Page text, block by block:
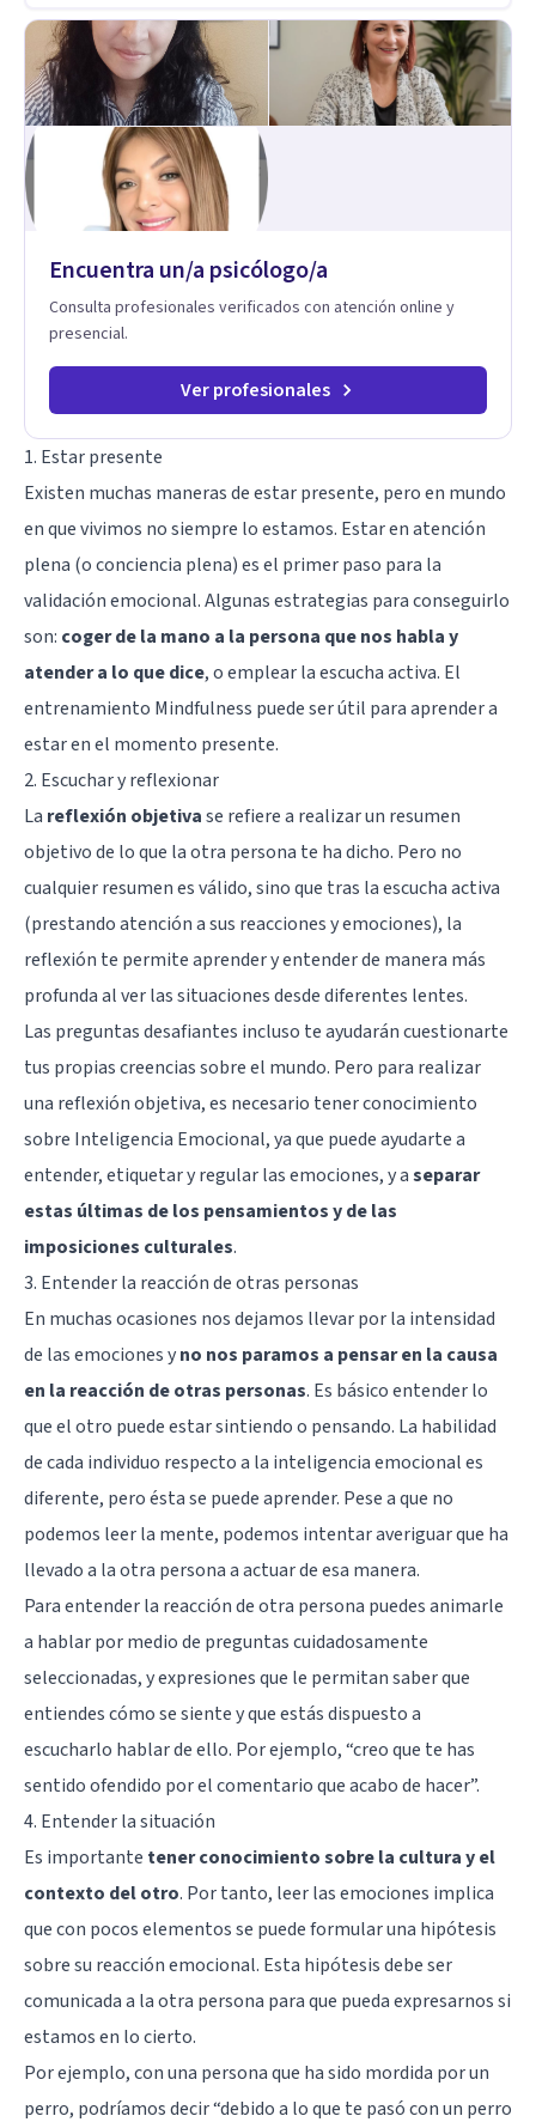
Encuentra un/a psicólogo/a
Consulta profesionales verificados con atención online y
presencial.
Ver profesionales
1. Estar presente
Existen muchas maneras de estar presente, pero en mundo
en que vivimos no siempre lo estamos. Estar en atención
plena (o conciencia plena) es el primer paso para la
validación emocional. Algunas estrategias para conseguirlo
son: coger de la mano a la persona que nos habla y
atender a lo que dice, o emplear la escucha activa. El
entrenamiento Mindfulness puede ser útil para aprender a
estar en el momento presente.
2. Escuchar y reflexionar
La reflexión objetivase refiere a realizar un resumen
objetivo de lo que la otra persona te ha dicho. Pero no
cualquier resumen es válido, sino que tras la escucha activa
(prestando atención a sus reacciones y emociones), la
reflexión te permite aprender y entender de manera más
profunda al ver las situaciones desde diferentes lentes.
Las preguntas desafiantes incluso te ayudarán cuestionarte
tus propias creencias sobre el mundo. Pero para realizar
una reflexión objetiva, es necesario tener conocimiento
sobre Inteligencia Emocional, ya que puede ayudarte a
entender, etiquetar y regular las emociones, y aseparar
estas últimas de los pensamientos y de las
imposiciones culturales.
3. Entender la reacción de otras personas
En muchas ocasiones nos dejamos llevar por la intensidad
de las emociones yno nos paramos a pensar en la causa
en la reacción de otras personas. Es básico entender lo
que el otro puede estar sintiendo o pensando. La habilidad
de cada individuo respecto a la inteligencia emocional es
diferente, pero ésta se puede aprender. Pese a que no
podemos leer la mente, podemos intentar averiguar que ha
llevado a la otra persona a actuar de esa manera.
Para entender la reacción de otra persona puedes animarle
a hablar por medio de preguntas cuidadosamente
seleccionadas, y expresiones que le permitan saber que
entiendes cómo se siente y que estás dispuesto a
escucharlo hablar de ello. Por ejemplo, “creo que te has
sentido ofendido por el comentario que acabo de hacer”.
4. Entender la situación
Es importante tener conocimiento sobre la cultura y el
contexto del otro. Por tanto, leer las emociones implica
que con pocos elementos se puede formular una hipótesis
sobre su reacción emocional. Esta hipótesis debe ser
comunicada a la otra persona para que pueda expresarnos si
estamos en lo cierto.
Por ejemplo, con una persona que ha sido mordida por un
perro, podríamos decir “debido a lo que te pasó con un perro